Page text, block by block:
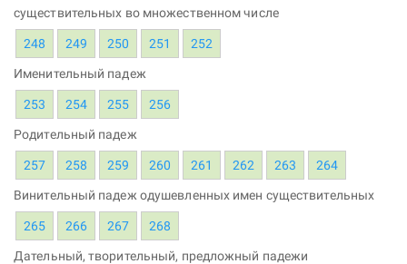
существительных во множественном числе
248 249 250 251 252
Именительный падеж
253 254 255 256
Родительный падеж
257 258 259 260 261 262 263 264
Винительный падеж одушевленных имен существительных
265 266 267 268
Дательный, творительный, предложный падежи